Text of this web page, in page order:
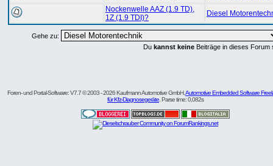
Nockenwelle AAZ (1.9 TD),
1Z (1.9 TDI)?
Diesel
Gehe zu:
Du kannst keine Beiträge in dieses Forum
Foren- und Portal-Software: V7.7 © 2003 - 2026 Kaufmann Automotive GmbH,Automotive Embedded Software
für Kfz-Diagnosegeräte . Parse time: 0,082s